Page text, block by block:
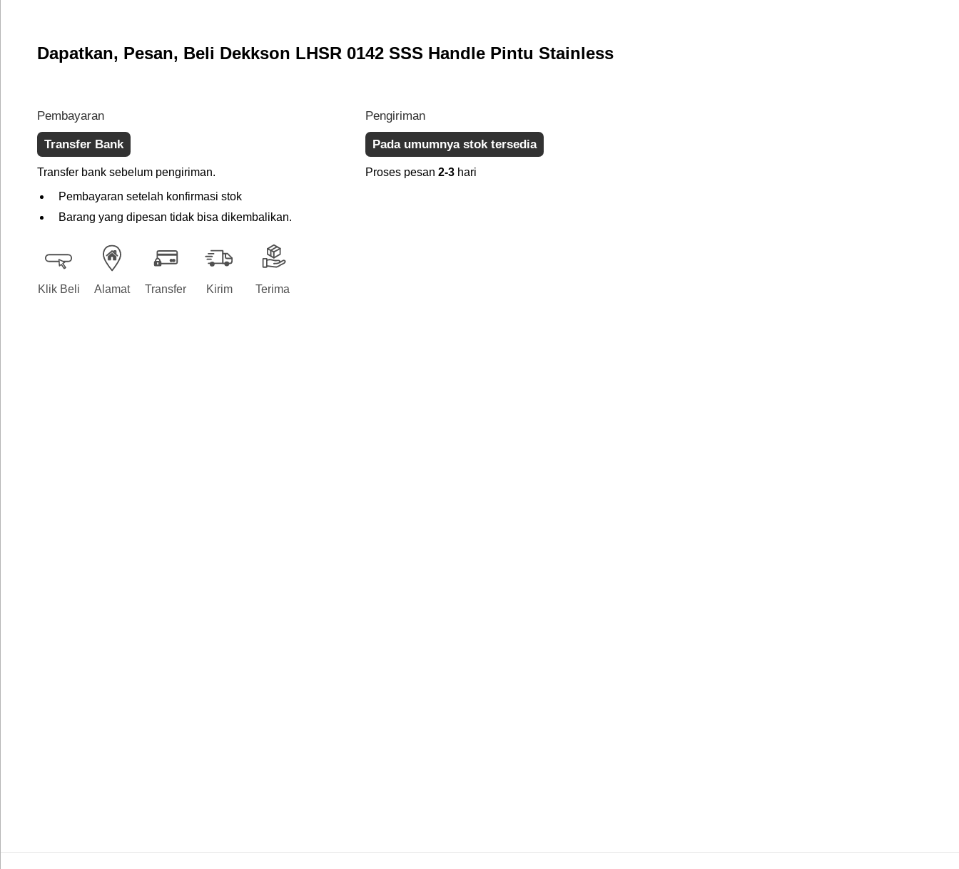
Dapatkan, Pesan, Beli Dekkson LHSR 0142 SSS Handle Pintu Stainless
Pembayaran
Transfer Bank
Transfer bank sebelum pengiriman.
Pembayaran setelah konfirmasi stok
Barang yang dipesan tidak bisa dikembalikan.
Pengiriman
Pada umumnya stok tersedia
Proses pesan 2-3 hari
Klik Beli Alamat Transfer Kirim Terima